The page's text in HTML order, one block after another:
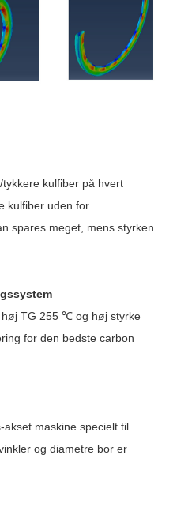
kulfiber på hvert
kulfiber uden for
spares meget, mens styrken
høj TG 255 ℃ og høj styrke
for den bedste carbon
akset maskine specielt til
og diametre bor er